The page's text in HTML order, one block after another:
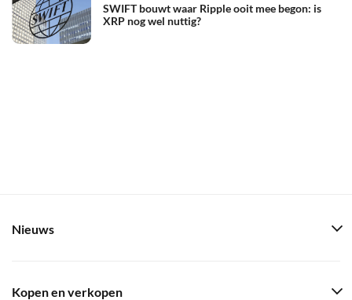
SWIFT bouwt waar Ripple ooit mee begon: is
XRP nog wel nuttig?
Nieuws
Kopen en verkopen